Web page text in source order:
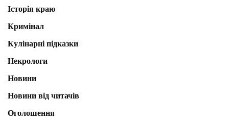
Історія краю
Кримінал
Кулінарні підказки
Некрологи
Новини
Новини від читачів
Оголошення